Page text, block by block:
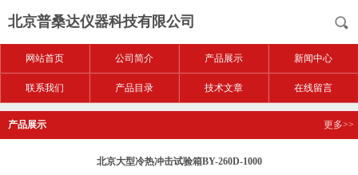
北京普桑达仪器科技有限公司
网站首页 公司简介 产品展示 新闻中心
联系我们 产品目录 技术文章 在线留言
产品展示 更多>>
北京大型冷热冲击试验箱BY-260D-1000